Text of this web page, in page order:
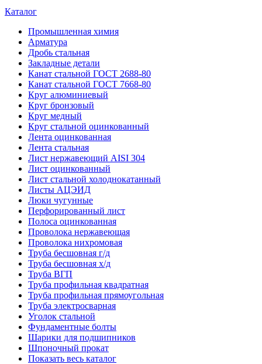
Каталог
Промышленная химия
Арматура
Дробь стальная
Закладные детали
Канат стальной ГОСТ 2688-80
Канат стальной ГОСТ 7668-80
Круг алюминиевый
Круг бронзовый
Круг медный
Круг стальной оцинкованный
Лента оцинкованная
Лента стальная
Лист нержавеющий AISI 304
Лист оцинкованный
Лист стальной холоднокатанный
Листы АЦЭИД
Люки чугунные
Перфорированный лист
Полоса оцинкованная
Проволока нержавеющая
Проволока нихромовая
Труба бесшовная г/д
Труба бесшовная х/д
Труба ВГП
Труба профильная квадратная
Труба профильная прямоугольная
Труба электросварная
Уголок стальной
Фундаментные болты
Шарики для подшипников
Шпоночный прокат
Показать весь каталог